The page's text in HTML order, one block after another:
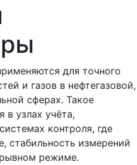
для точного
и газов в нефтегазовой,
сферах. Такое
в узлах учёта,
контроля, где
стабильность измерений
режиме.